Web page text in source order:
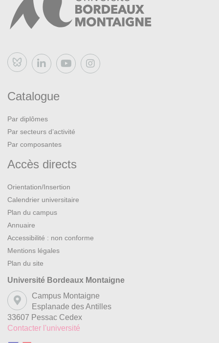
Bluesky
Catalogue
Par diplômes
Par secteurs d’activité
Par composantes
Accès directs
Orientation/Insertion
Calendrier universitaire
Plan du campus
Annuaire
Accessibilité : non conforme
Mentions légales
Plan du site
Université Bordeaux Montaigne
Campus Montaigne
Esplanade des Antilles
33607 Pessac Cedex
Contacter l'université